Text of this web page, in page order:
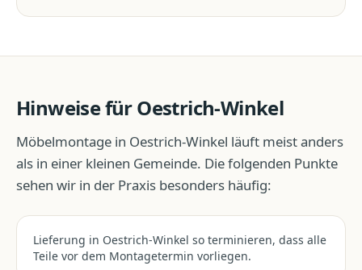
Hinweise fürOestrich-Winkel
Möbelmontage in Oestrich-Winkel läuft meist anders
als in einer kleinen Gemeinde. Die folgenden Punkte
sehen wir in der Praxis besonders häufig:
Lieferung in Oestrich-Winkel so terminieren, dass alle
Teile vor dem Montagetermin vorliegen.